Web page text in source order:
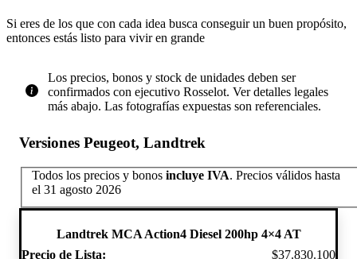
Si eres de los que con cada idea busca conseguir un buen propósito,
entonces estás listo para vivir en grande
Los precios, bonos y stock de unidades deben ser
confirmados con ejecutivo Rosselot. Ver detalles legales
más abajo. Las fotografías expuestas son referenciales.
Versiones Peugeot, Landtrek
Todos los precios y bonos incluye IVA. Precios válidos hasta
el 31 agosto 2026
Landtrek MCA Action4 Diesel 200hp 4×4 AT
Precio de Lista:
$37.830.100